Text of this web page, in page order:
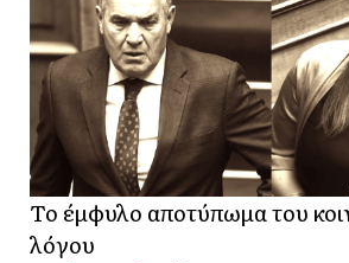
Το έμφυλο αποτύπωμα του
λόγου